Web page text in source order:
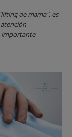
de mama", es
importante